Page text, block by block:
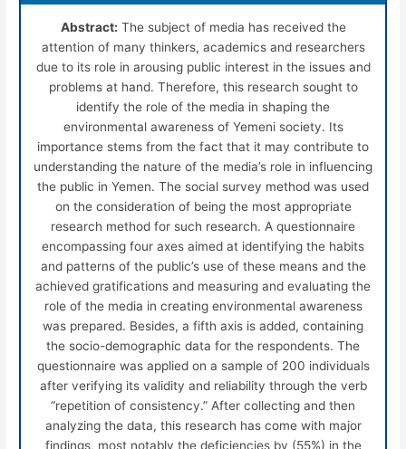
Abstract: The subject of media has received the
attention of many thinkers, academics and researchers
due to its role in arousing public interest in the issues and
problems at hand. Therefore, this research sought to
identify the role of the media in shaping the
environmental awareness of Yemeni society. Its
importance stems from the fact that it may contribute to
understanding the nature of the media’s role in influencing
the public in Yemen. The social survey method was used
on the consideration of being the most appropriate
research method for such research. A questionnaire
encompassing four axes aimed at identifying the habits
and patterns of the public’s use of these means and the
achieved gratifications and measuring and evaluating the
role of the media in creating environmental awareness
was prepared. Besides, a fifth axis is added, containing
the socio-demographic data for the respondents. The
questionnaire was applied on a sample of 200 individuals
after verifying its validity and reliability through the verb
“repetition of consistency.” After collecting and then
analyzing the data, this research has come with major
findings, most notably the deficiencies by (55%) in the